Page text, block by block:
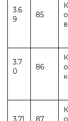
3.6
9
85
3.7
0
86
3.71 87